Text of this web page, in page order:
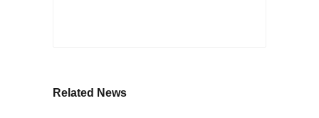
Related News